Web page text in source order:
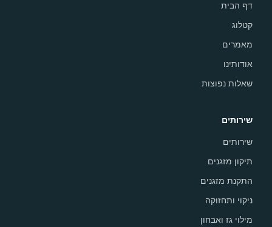
דף הבית
קטלוג
מאמרים
אודותינו
שאלות נפוצות
שירותים
שירותים
תיקון מזגנים
התקנת מזגנים
ניקוי ותחזוקה
מילוי גז ואבחון